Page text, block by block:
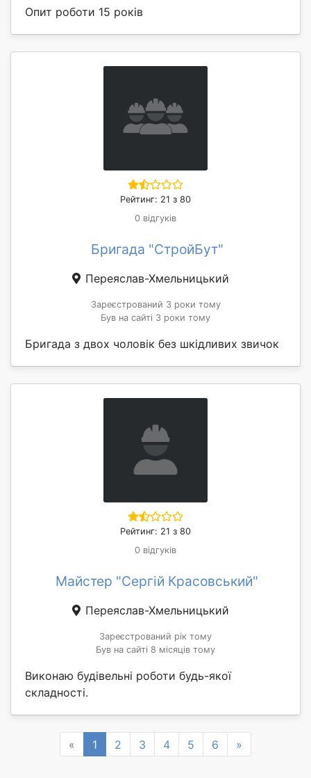
Опит роботи 15 років
Рейтинг: 21 з 80
0 відгуків
Бригада "СтройБут"
Переяслав-Хмельницький
Зареєстрований 3 роки тому
Був на сайті 3 роки тому
Бригада з двох чоловік без шкідливих звичок
Рейтинг: 21 з 80
0 відгуків
Майстер "Сергій Красовський"
Переяслав-Хмельницький
Зареєстрований рік тому
Був на сайті 8 місяців тому
Виконаю будівельні роботи будь-якої
складності.
« Previous
1 2 3 4 5 6 »